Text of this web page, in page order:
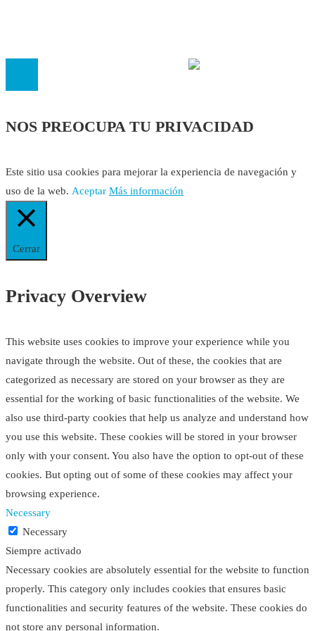
NOS PREOCUPA TU PRIVACIDAD
Este sitio usa cookies para mejorar la experiencia de navegación y
uso de la web. Aceptar Más información
Cerrar
Privacy Overview
This website uses cookies to improve your experience while you
navigate through the website. Out of these, the cookies that are
categorized as necessary are stored on your browser as they are
essential for the working of basic functionalities of the website. We
also use third-party cookies that help us analyze and understand how
you use this website. These cookies will be stored in your browser
only with your consent. You also have the option to opt-out of these
cookies. But opting out of some of these cookies may affect your
browsing experience.
Necessary
Necessary
Siempre activado
Necessary cookies are absolutely essential for the website to function
properly. This category only includes cookies that ensures basic
functionalities and security features of the website. These cookies do
not store any personal information.